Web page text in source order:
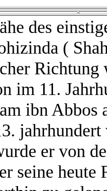
des
(
Richtung
im 11.
ibn Abbos
jahrhundert
er von
seine heute